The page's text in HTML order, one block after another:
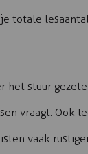
totale
het stuur
vraagt. Ook
vaak